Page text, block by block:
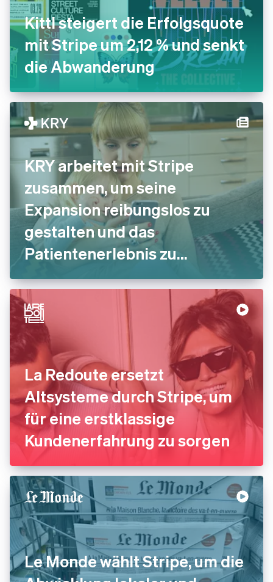
Kittl steigert die Erfolgsquote
mit Stripe um 2,12 % und senkt
die Abwanderung
KRY arbeitet mit Stripe
zusammen, um seine
Expansion reibungslos zu
gestalten und das
Patientenerlebnis zu
verbessern
La Redoute ersetzt
Altsysteme durch Stripe, um
für eine erstklassige
Kundenerfahrung zu sorgen
Le Monde wählt Stripe, um die